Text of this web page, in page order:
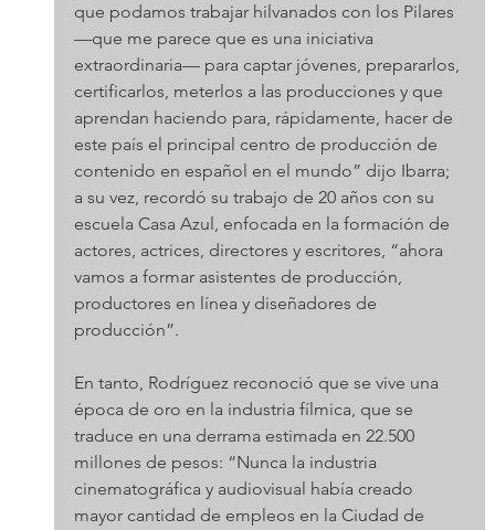
que podamos trabajar hilvanados con los Pilares
—que me parece que es una iniciativa
extraordinaria— para captar jóvenes, prepararlos,
certificarlos, meterlos a las producciones y que
aprendan haciendo para, rápidamente, hacer de
este país el principal centro de producción de
contenido en español en el mundo” dijo Ibarra;
a su vez, recordó su trabajo de 20 años con su
escuela Casa Azul, enfocada en la formación de
actores, actrices, directores y escritores, “ahora
vamos a formar asistentes de producción,
productores en línea y diseñadores de
producción”.
En tanto, Rodríguez reconoció que se vive una
época de oro en la industria fílmica, que se
traduce en una derrama estimada en 22.500
millones de pesos: “Nunca la industria
cinematográfica y audiovisual había creado
mayor cantidad de empleos en la Ciudad de